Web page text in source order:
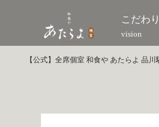
こだわり
vision
【公式】全席個室 和食や あたらよ 品川